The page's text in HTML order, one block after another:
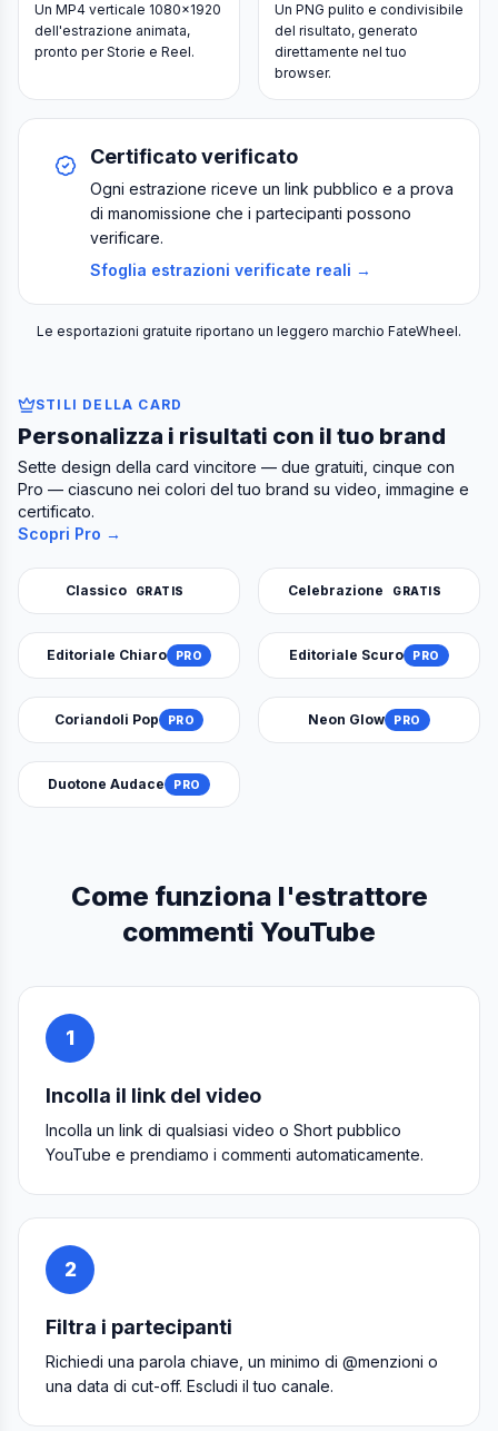
Un MP4 verticale 1080×1920
dell'estrazione animata,
pronto per Storie e Reel.
Un PNG pulito e condivisibile
del risultato, generato
direttamente nel tuo
browser.
Certificato verificato
Ogni estrazione riceve un link pubblico e a prova
di manomissione che i partecipanti possono
verificare.
Sfoglia estrazioni verificate reali →
Le esportazioni gratuite riportano un leggero marchio FateWheel.
STILI DELLA CARD
Personalizza i risultati con il tuo brand
Sette design della card vincitore — due gratuiti, cinque con
Pro — ciascuno nei colori del tuo brand su video, immagine e
certificato.
Scopri Pro →
Classico GRATIS Celebrazione GRATIS
Editoriale Chiaro PRO Editoriale Scuro PRO
Coriandoli Pop PRO Neon Glow PRO
Duotone Audace PRO
Come funziona l'estrattore
commenti YouTube
1
Incolla il link del video
Incolla un link di qualsiasi video o Short pubblico
YouTube e prendiamo i commenti automaticamente.
2
Filtra i partecipanti
Richiedi una parola chiave, un minimo di @menzioni o
una data di cut-off. Escludi il tuo canale.